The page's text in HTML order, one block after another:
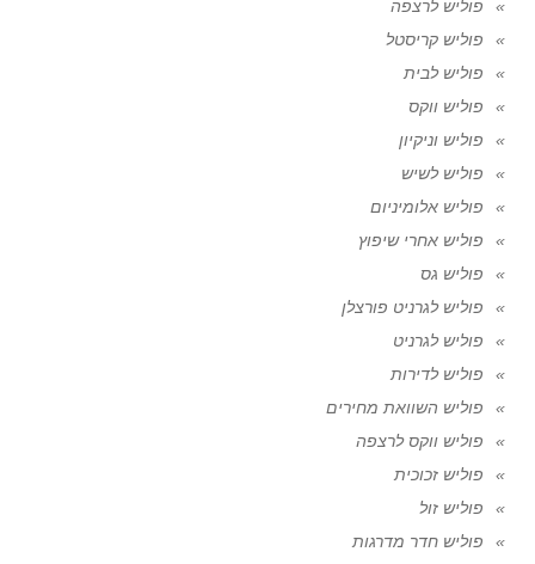
פוליש לרצפה
פוליש קריסטל
פוליש לבית
פוליש ווקס
פוליש וניקיון
פוליש לשיש
פוליש אלומיניום
פוליש אחרי שיפוץ
פוליש גס
פוליש לגרניט פורצלן
פוליש לגרניט
פוליש לדירות
פוליש השוואת מחירים
פוליש ווקס לרצפה
פוליש זכוכית
פוליש זול
פוליש חדר מדרגות